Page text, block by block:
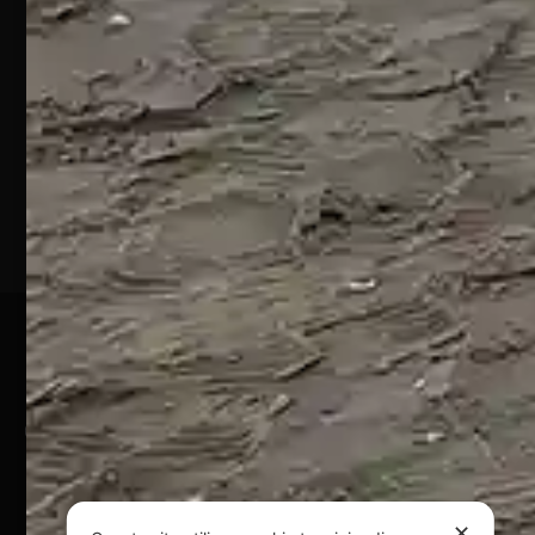
S.S. 16 KM
432
64028
Silvi
Marina
(TE)
P.Iva
01828920676
Pagamenti Sicuri
@ Copyright 2024 Webpesca è un brand Intent di Federico
Andrenacci P.Iva 01917920678
Via G. Galilei n. 2 – 64018 Tortoreto TE | REA TE-168019 |
Mail:
federicoandrenacci@pec.it